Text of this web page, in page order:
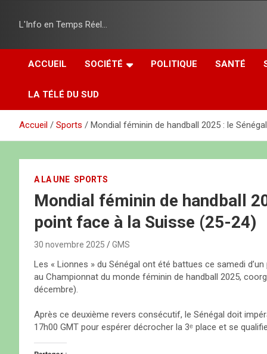
L'Info en Temps Réel…
ACCUEIL SOCIÉTÉ POLITIQUE SANTÉ
LA TÉLÉ DU SUD
Accueil Sports Mondial féminin de handball 2025 : le
A LA UNE SPORTS
Mondial féminin de handball
point face à la Suisse (25-24)
30 novembre 2025 GMS
Les « Lionnes » du Sénégal ont été battues ce samedi
au Championnat du monde féminin de handball 2025,
décembre).
Après ce deuxième revers consécutif, le Sénégal doit
17h00 GMT pour espérer décrocher la 3ᵉ place et se